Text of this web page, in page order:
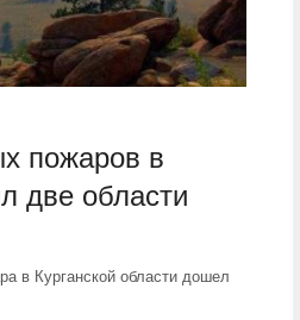
пожаров в
две области
в Курганской области дошел